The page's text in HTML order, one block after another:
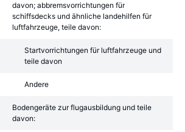
davon; abbremsvorrichtungen für
schiffsdecks und ähnliche landehilfen für
luftfahrzeuge, teile davon:
Startvorrichtungen für luftfahrzeuge und
teile davon
Andere
Bodengeräte zur flugausbildung und teile
davon: